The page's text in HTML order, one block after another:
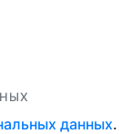
данных.